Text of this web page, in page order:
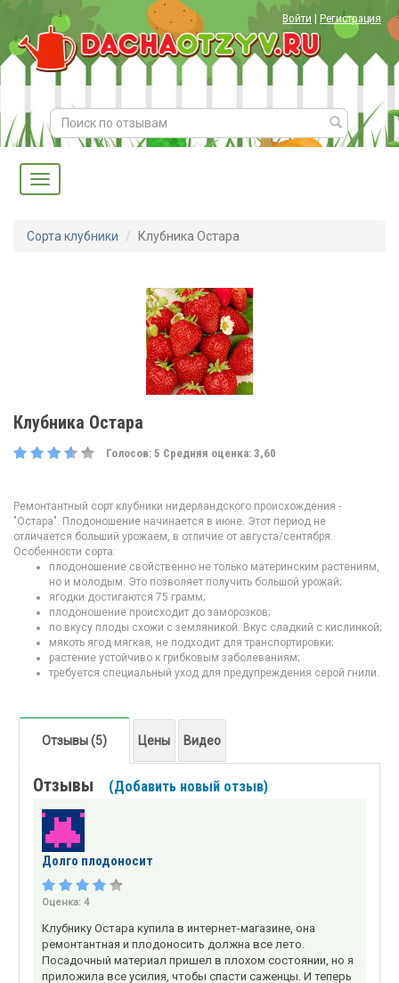
Войти | Регистрация
Сорта клубники Клубника Остара
Клубника Остара
Голосов: 5 Средняя оценка: 3,60
Ремонтантный сорт клубники нидерландского происхождения -
"Остара". Плодоношение начинается в июне. Этот период не
отличается больший урожаем, в отличие от августа/сентября.
Особенности сорта:
плодоношение свойственно не только материнским растениям,
но и молодым. Это позволяет получить большой урожай;
ягодки достигаются 75 грамм;
плодоношение происходит до заморозков;
по вкусу плоды схожи с земляникой. Вкус сладкий с кислинкой;
мякоть ягод мягкая, не подходит для транспортировки;
растение устойчиво к грибковым заболеваниям;
требуется специальный уход для предупреждения серой гнили.
Отзывы (5) Цены Видео
Отзывы (Добавить новый отзыв)
Долго плодоносит
Оценка: 4
Клубнику Остара купила в интернет-магазине, она
ремонтантная и плодоносить должна все лето.
Посадочный материал пришел в плохом состоянии, но я
приложила все усилия, чтобы спасти саженцы. И теперь